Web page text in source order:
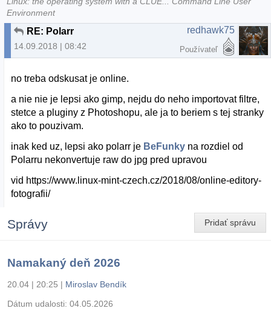
Environment
RE: Polarr
14.09.2018 | 08:42
redhawk75
Používateľ
no treba odskusat je online.
a nie nie je lepsi ako gimp, nejdu do neho importovat filtre,
stetce a pluginy z Photoshopu, ale ja to beriem s tej stranky
ako to pouzivam.
inak ked uz, lepsi ako polarr je BeFunky na rozdiel od
Polarru nekonvertuje raw do jpg pred upravou
vid https://www.linux-mint-czech.cz/2018/08/online-editory-
fotografii/
Pridať správu
Správy
Namakaný deň 2026
20.04 | 20:25 | Miroslav Bendík
Dátum udalosti: 04.05.2026